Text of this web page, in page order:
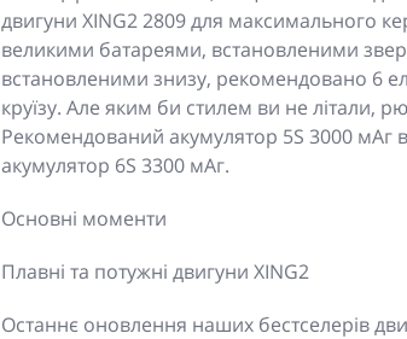
двигуни XING2 2809 для максимального
великими батареями, встановленими
встановленими знизу, рекомендовано 6
круїзу. Але яким би стилем ви не літали,
Рекомендований акумулятор 5S 3000
акумулятор 6S 3300 мАг.
Основні моменти
Плавні та потужні двигуни XING2
Останнє оновлення наших бестселерів